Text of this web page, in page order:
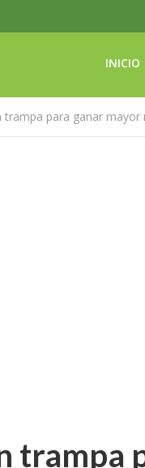
INICIO
trampa para ganar
trampa